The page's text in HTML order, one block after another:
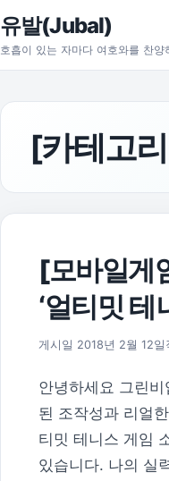
본문으로 건너뛰기
유발(Jubal)
호흡이 있는 자마다 여호와를 찬
[카테고
[모바일게
‘얼티밋 테
게시일 2018년 2월 12일
안녕하세요 그린
된 조작성과 리얼
티밋 테니스 게임
있습니다. 나의 실